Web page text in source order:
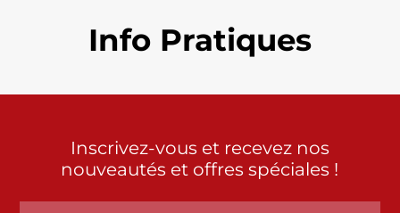
Info Pratiques
Inscrivez-vous et recevez nos
nouveautés et offres spéciales !